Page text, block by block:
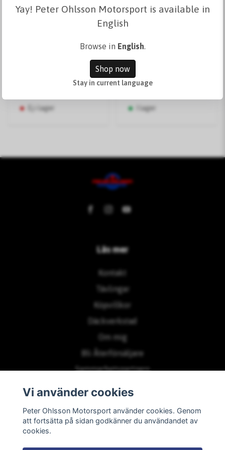
Ej i lager
automatgirkassepleie
359 kr
korgen
I lager
Läs mer
Kontakt
Tävlingar
Köpvillkor
Däckverkstad
Om mig
Bli Återförsäljare
Sammarbetspartners
Prenumerera på vårt nyhetsbrev
Vi använder cookies
Peter Ohlsson Motorsport använder cookies. Genom
att fortsätta på sidan godkänner du användandet av
cookies.
Yay! Peter Ohlsson Motorsport is available in
English
Browse in English.
Shop now
Stay in current language